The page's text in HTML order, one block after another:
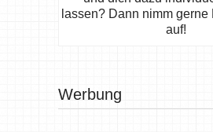
lassen? Dann nimm gerne
auf!
Werbung